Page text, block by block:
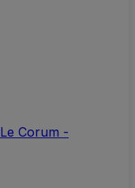
Le Corum -